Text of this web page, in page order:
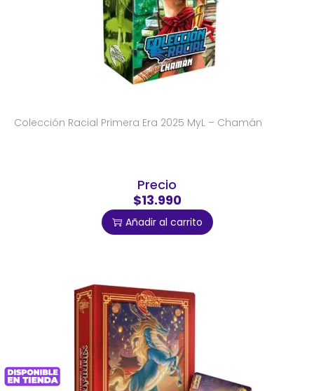
Colección Racial Primera Era 2025 MyL – Chamán
Precio
$13.990
Añadir al carrito